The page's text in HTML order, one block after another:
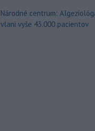
Národné centrum:
vlani vyše 43.000 pacientov